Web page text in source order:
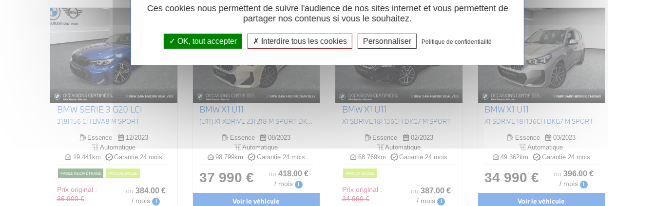
BMW SERIE 3 G20 LCI
318I 156 CH BVA8 M SPORT
Essence
12/2023
Automatique
19 441km
Garantie 24 mois
FAIBLE KILOMÉTRAGE PRIX EN BAISSE
Prix original :
36 900 €
ou384.00 €
/ mois i
BMW X1 U11
(U11) X1 XDRIVE 23I 218 M SPORT DKG7
Essence
08/2023
Automatique
98 799km
Garantie 24 mois
37 990 € ou 418.00 €
/ mois i
Voir le véhicule
BMW X1 U11
X1 SDRIVE 18I 136CH DKG7 M SPORT
Essence
02/2023
Automatique
68 769km
Garantie 24 mois
PRIX EN BAISSE
Prix original :
34 990 €
ou387.00 €
/ mois i
BMW X1 U11
X1 SDRIVE 18I 136CH DKG7 M SPORT
Essence
03/2023
Automatique
49 362km
Garantie 24 mois
34 990 € ou 396.00 €
/ mois i
Voir le véhicule
Ces cookies nous permettent de suivre l'audience de nos sites internet et vous permettent de
partager nos contenus si vous le souhaitez.
OK, tout accepter Interdire tous les cookies Personnaliser Politique de confidentialité